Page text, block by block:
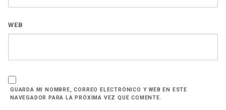
WEB
GUARDA MI NOMBRE, CORREO ELECTRÓNICO Y WEB EN ESTE
NAVEGADOR PARA LA PRÓXIMA VEZ QUE COMENTE.